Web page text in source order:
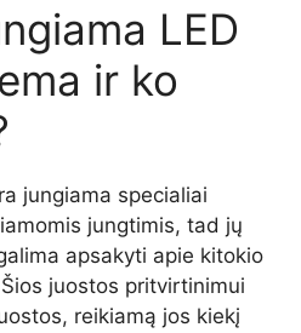
LED
ir ko
jungiama specialiai
jungtimis, tad jų
apsakyti apie kitokio
juostos pritvirtinimui
reikiamą jos kiekį